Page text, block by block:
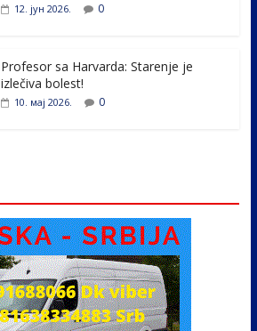
12. јун 2026. 0
Profesor sa Harvarda: Starenje je
izlečiva bolest!
10. мај 2026. 0